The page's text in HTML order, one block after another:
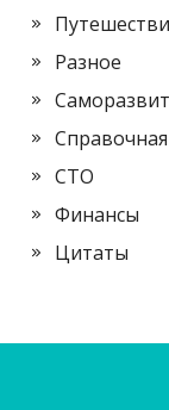
Разное
Справочная
СТО
Финансы
Цитаты